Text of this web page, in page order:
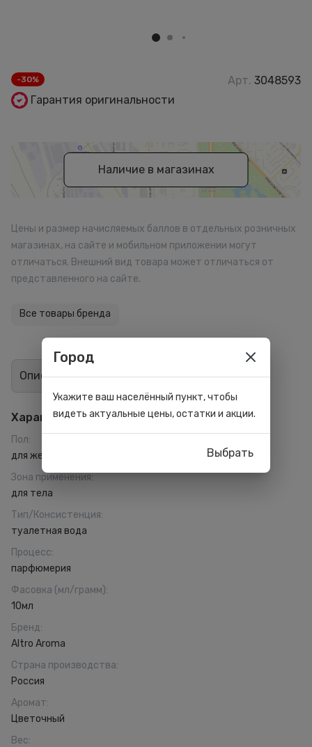
-30% Арт. 3048593
Гарантия оригинальности
Наличие в магазинах
Цены и размер начисляемых баллов в отдельных розничных
магазинах, на сайте и мобильном приложении могут
отличаться. Внешний вид товара может отличаться от
представленного на сайте.
Все товары бренда
Описание Отзывы 4
Характеристики
Пол:
для женщин
Зона применения:
для тела
Тип/Консистенция:
туалетная вода
Процесс:
парфюмерия
Фасовка (мл/грамм):
10мл
Бренд:
Altro Aroma
Страна производства:
Россия
Аромат:
Цветочный
Вес:
Город
Укажите ваш населённый пункт, чтобы
видеть актуальные цены, остатки и акции.
Выбрать